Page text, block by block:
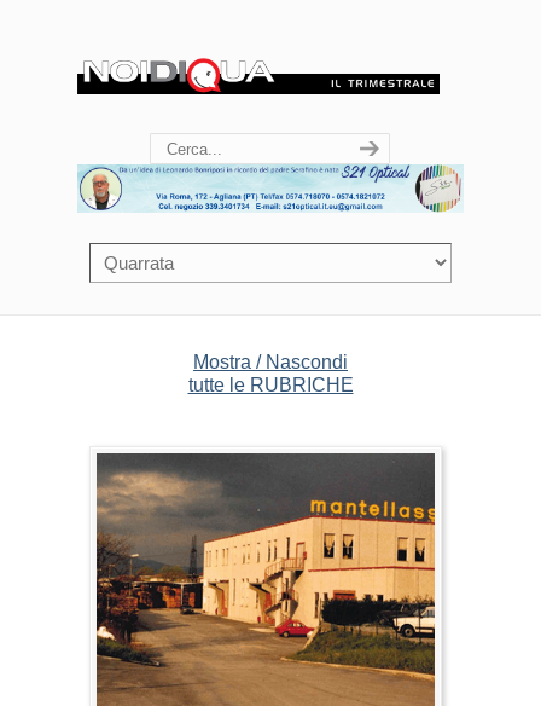
Mostra / Nascondi
tutte le RUBRICHE